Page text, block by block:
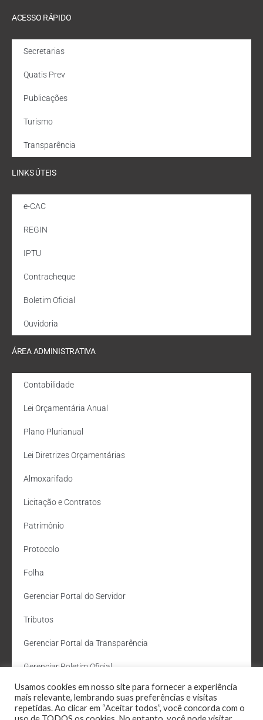
ACESSO RÁPIDO
Secretarias
Quatis Prev
Publicações
Turismo
Transparência
LINKS ÚTEIS
e-CAC
REGIN
IPTU
Contracheque
Boletim Oficial
Ouvidoria
ÁREA ADMINISTRATIVA
Contabilidade
Lei Orçamentária Anual
Plano Plurianual
Lei Diretrizes Orçamentárias
Almoxarifado
Licitação e Contratos
Patrimônio
Protocolo
Folha
Gerenciar Portal do Servidor
Tributos
Gerenciar Portal da Transparência
Gerenciar Boletim Oficial
Departamento de Água e Esgoto
Administração Site
Usamos cookies em nosso site para fornecer a experiência
mais relevante, lembrando suas preferências e visitas
repetidas. Ao clicar em “Aceitar todos”, você concorda com o